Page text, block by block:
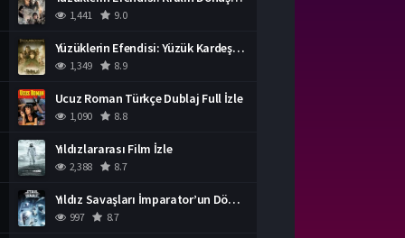
1,441 9.0
Yüzüklerin Efendisi: Yüzük Kardeşliği Türkçe Dublaj İzle
1,349 8.9
Ucuz Roman Türkçe Dublaj Full İzle
1,090 8.8
Yıldızlararası Film İzle
2,388 8.7
Yıldız Savaşları İmparator’un Dönüşü Türkçe Dublaj İzle
997 8.7